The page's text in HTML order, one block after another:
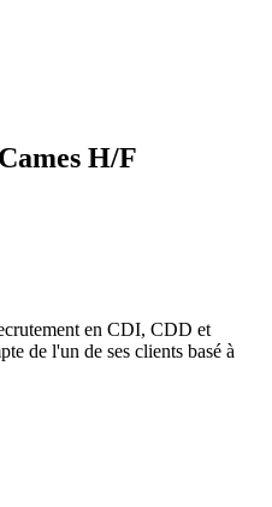
H/F
en CDI, CDD et
de l'un de ses clients basé à